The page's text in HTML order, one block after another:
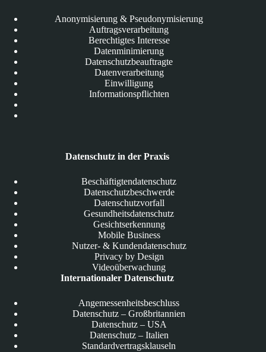
Anonymisierung & Pseudonymisierung
Auftragsverarbeitung
Berechtigtes Interesse
Datenminimierung
Datenschutzbeauftragte
Datenverarbeitung
Einwilligung
Informationspflichten
Datenschutz in der Praxis
Beschäftigtendatenschutz
Datenschutzbeschwerde
Datenschutzvorfall
Gesundheitsdatenschutz
Gesichtserkennung
Mobile Business
Nutzer- & Kundendatenschutz
Privacy by Design
Videoüberwachung
Internationaler Datenschutz
Angemessenheitsbeschluss
Datenschutz – Großbritannien
Datenschutz – USA
Datenschutz – Italien
Standardvertragsklauseln